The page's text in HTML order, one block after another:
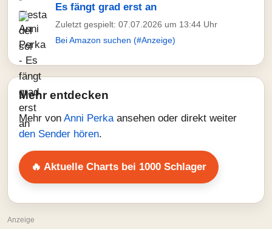
Es fängt grad erst an
Zuletzt gespielt: 07.07.2026 um 13:44 Uhr
Bei Amazon suchen (#Anzeige)
Mehr entdecken
Mehr von Anni Perka ansehen oder direkt weiter
den Sender hören.
🔥 Aktuelle Charts bei 1000 Schlager
Anzeige